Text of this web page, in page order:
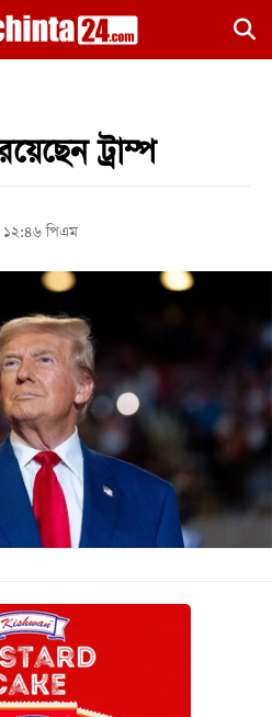
ট্রাম্প
১২:৪৬ পিএম